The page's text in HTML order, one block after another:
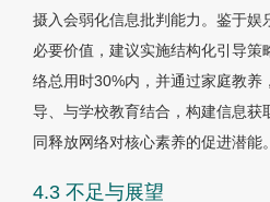
摄入会弱化信息批判能力。鉴于娱
必要价值，建议实施结构化引导
络总用时30%内，并通过家庭教养
导、与学校教育结合，构建信息获
同释放网络对核心素养的促进潜能。
4.3 不足与展望